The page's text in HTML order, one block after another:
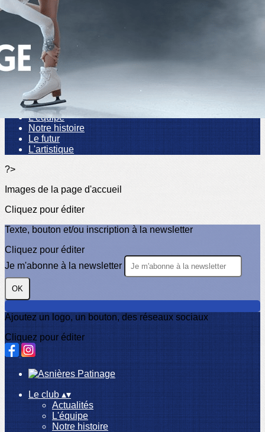
Exporter les lignes sélectionnées
Exporter toutes les colonnes
Exporter uniquement les colonnes affichées
Menu
<
Actualités
L'équipe
Notre histoire
Le futur
L'artistique
?>
Images de la page d'accueil
Cliquez pour éditer
Texte, bouton et/ou inscription à la newsletter
Cliquez pour éditer
Je m'abonne à la newsletter
OK
Ajoutez un logo, un bouton, des réseaux sociaux
Cliquez pour éditer
Le club ▴▾
Actualités
L'équipe
Notre histoire